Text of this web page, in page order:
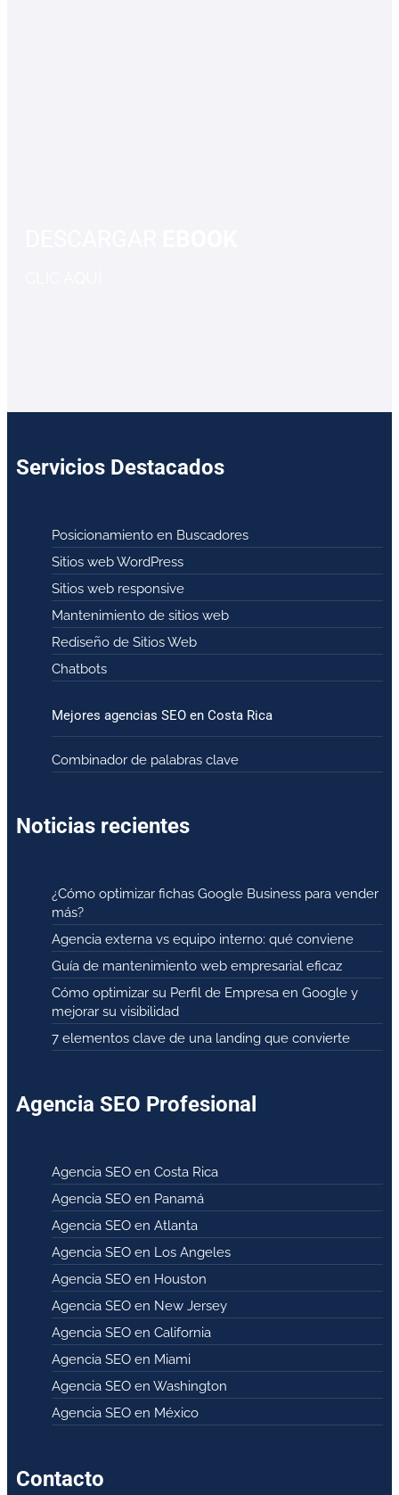
Servicios Destacados
Posicionamiento en Buscadores
Sitios web WordPress
Sitios web responsive
Mantenimiento de sitios web
Rediseño de Sitios Web
Chatbots
Mejores agencias SEO en Costa Rica
Combinador de palabras clave
Noticias recientes
¿Cómo optimizar fichas Google Business para vender
más?
Agencia externa vs equipo interno: qué conviene
Guía de mantenimiento web empresarial eficaz
Cómo optimizar su Perfil de Empresa en Google y
mejorar su visibilidad
7 elementos clave de una landing que convierte
Agencia SEO Profesional
Agencia SEO en Costa Rica
Agencia SEO en Panamá
Agencia SEO en Atlanta
Agencia SEO en Los Angeles
Agencia SEO en Houston
Agencia SEO en New Jersey
Agencia SEO en California
Agencia SEO en Miami
Agencia SEO en Washington
Agencia SEO en México
Contacto